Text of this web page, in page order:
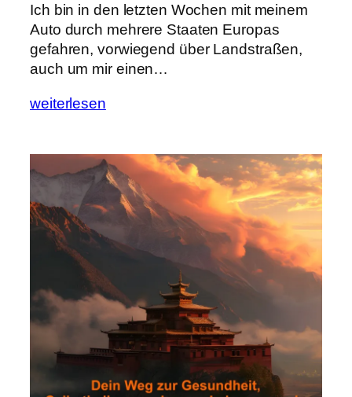
Ich bin in den letzten Wochen mit meinem
Auto durch mehrere Staaten Europas
gefahren, vorwiegend über Landstraßen,
auch um mir einen…
weiterlesen